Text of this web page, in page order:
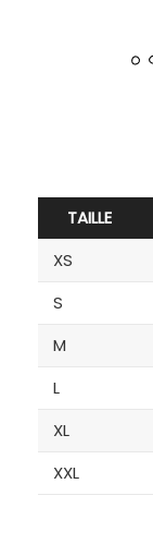
TAILLE
XS
S
M
L
XL
XXL